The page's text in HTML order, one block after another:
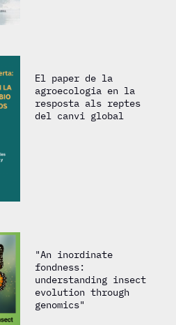
El paper de la
agroecologia en la
resposta als reptes
del canvi global
"An inordinate
fondness:
understanding insect
evolution through
genomics"